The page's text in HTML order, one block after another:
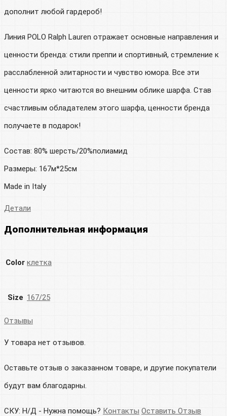
дополнит любой гардероб!
Линия POLO Ralph Lauren отражает основные направления и
ценности бренда: стили преппи и спортивный, стремление к
расслабленной элитарности и чувство юмора. Все эти
ценности ярко читаются во внешним облике шарфа. Став
счастливым обладателем этого шарфа, ценности бренда
получаете в подарок!
Состав: 80% шерсть/20%полиамид
Размеры: 167м*25см
Made in Italy
Детали
Дополнительная информация
Color клетка
Size 167/25
Отзывы
У товара нет отзывов.
Оставьте отзыв о заказанном товаре, и другие покупатели
будут вам благодарны.
СКУ: Н/Д - Нужна помощь? Контакты Оставить Отзыв